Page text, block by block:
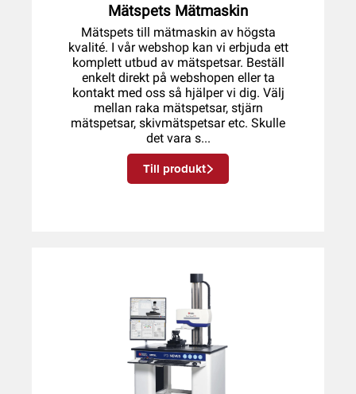
Mätspets Mätmaskin
Mätspets till mätmaskin av högsta
kvalité. I vår webshop kan vi erbjuda ett
komplett utbud av mätspetsar. Beställ
enkelt direkt på webshopen eller ta
kontakt med oss så hjälper vi dig. Välj
mellan raka mätspetsar, stjärn
mätspetsar, skivmätspetsar etc. Skulle
det vara s...
Till produkt